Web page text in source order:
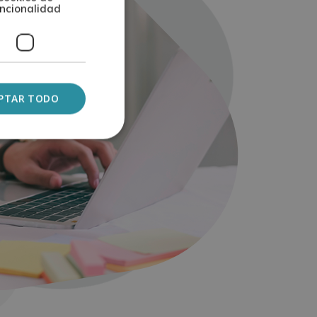
TODO